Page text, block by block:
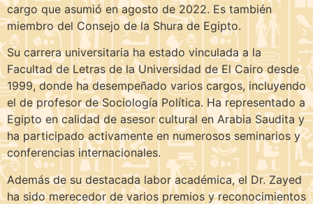
cargo que asumió en agosto de 2022. Es también
miembro del Consejo de la Shura de Egipto.
Su carrera universitaria ha estado vinculada a la
Facultad de Letras de la Universidad de El Cairo desde
1999, donde ha desempeñado varios cargos, incluyendo
el de profesor de Sociología Política. Ha representado a
Egipto en calidad de asesor cultural en Arabia Saudita y
ha participado activamente en numerosos seminarios y
conferencias internacionales.
Además de su destacada labor académica, el Dr. Zayed
ha sido merecedor de varios premios y reconocimientos